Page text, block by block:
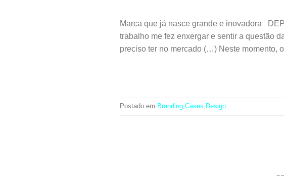
Marca que já nasce grande e inovadora
trabalho me fez enxergar e sentir a questão
preciso ter no mercado (…) Neste momento,
Postado em Branding,Cases, Design